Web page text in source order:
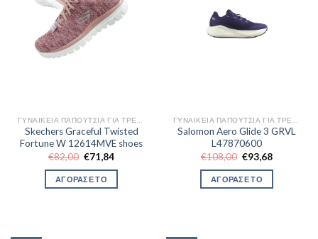
Skechers Graceful Twisted
Fortune W 12614MVE shoes
€82,00 Original
price
was:
€82,00.
€71,84Η
τιμή
ΑΓΟΡΑΣΕ ΤΟ
Salomon Aero Glide 3 GRVL
L47870600
€108,00 Original
price
was:
€108,00.
€93,68Η
ΑΓΟΡΑΣΕ ΤΟ